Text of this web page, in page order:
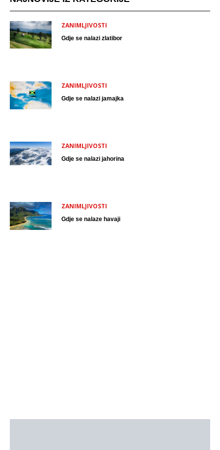
ZANIMLJIVOSTI
Gdje se nalazi zlatibor
ZANIMLJIVOSTI
Gdje se nalazi jamajka
ZANIMLJIVOSTI
Gdje se nalazi jahorina
ZANIMLJIVOSTI
Gdje se nalaze havaji